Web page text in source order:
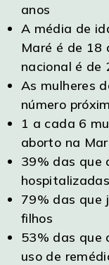
anos
A média de
Maré é de 18
nacional é de
As mulheres
número
1 a cada 6
aborto na
39% das que
79% das que
filhos
53% das que
uso de